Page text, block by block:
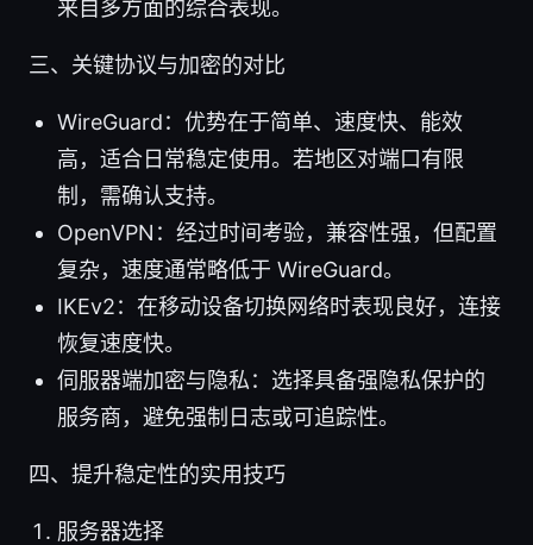
来自多方面的综合表现。
三、关键协议与加密的对比
WireGuard：优势在于简单、速度快、能效
高，适合日常稳定使用。若地区对端口有限
制，需确认支持。
OpenVPN：经过时间考验，兼容性强，但配置
复杂，速度通常略低于 WireGuard。
IKEv2：在移动设备切换网络时表现良好，连接
恢复速度快。
伺服器端加密与隐私：选择具备强隐私保护的
服务商，避免强制日志或可追踪性。
四、提升稳定性的实用技巧
服务器选择